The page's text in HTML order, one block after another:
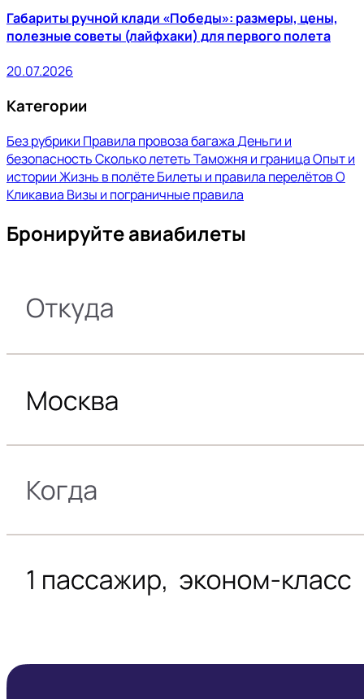
Габариты ручной клади «Победы»: размеры, цены,
полезные советы (лайфхаки) для первого полета
20.07.2026
Категории
Без рубрики Правила провоза багажаДеньги и
безопасностьСколько лететьТаможня и границаОпыт и
историиЖизнь в полётеБилеты и правила перелётовО
Кликавиа Визы и пограничные правила
Бронируйте авиабилеты